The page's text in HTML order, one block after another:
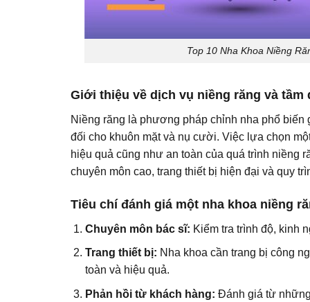
Top 10 Nha Khoa Niềng
Giới thiệu về dịch vụ niềng răng và
Niềng răng là phương pháp chỉnh nha phổ
đối cho khuôn mặt và nụ cười. Việc lựa chọn
hiệu quả cũng như an toàn của quá trình niềng
chuyên môn cao, trang thiết bị hiện đại và quy
Tiêu chí đánh giá một nha khoa niềng
Chuyên môn bác sĩ: Kiểm tra trình độ, kinh
Trang thiết bị: Nha khoa cần trang bị công
toàn và hiệu quả.
Phản hồi từ khách hàng: Đánh giá từ